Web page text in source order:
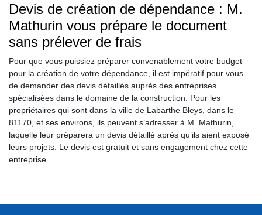
Devis de création de dépendance : M.
Mathurin vous prépare le document
sans prélever de frais
Pour que vous puissiez préparer convenablement votre budget
pour la création de votre dépendance, il est impératif pour vous
de demander des devis détaillés auprès des entreprises
spécialisées dans le domaine de la construction. Pour les
propriétaires qui sont dans la ville de Labarthe Bleys, dans le
81170, et ses environs, ils peuvent s’adresser à M. Mathurin,
laquelle leur préparera un devis détaillé après qu’ils aient exposé
leurs projets. Le devis est gratuit et sans engagement chez cette
entreprise.